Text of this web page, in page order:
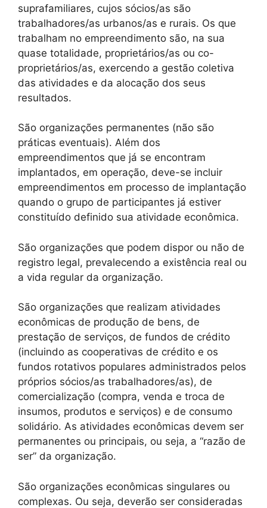
suprafamiliares, cujos sócios/as são
trabalhadores/as urbanos/as e rurais. Os que
trabalham no empreendimento são, na sua
quase totalidade, proprietários/as ou co-
proprietários/as, exercendo a gestão coletiva
das atividades e da alocação dos seus
resultados.
São organizações permanentes (não são
práticas eventuais). Além dos
empreendimentos que já se encontram
implantados, em operação, deve-se incluir
empreendimentos em processo de implantação
quando o grupo de participantes já estiver
constituído definido sua atividade econômica.
São organizações que podem dispor ou não de
registro legal, prevalecendo a existência real ou
a vida regular da organização.
São organizações que realizam atividades
econômicas de produção de bens, de
prestação de serviços, de fundos de crédito
(incluindo as cooperativas de crédito e os
fundos rotativos populares administrados pelos
próprios sócios/as trabalhadores/as), de
comercialização (compra, venda e troca de
insumos, produtos e serviços) e de consumo
solidário. As atividades econômicas devem ser
permanentes ou principais, ou seja, a “razão de
ser” da organização.
São organizações econômicas singulares ou
complexas. Ou seja, deverão ser consideradas